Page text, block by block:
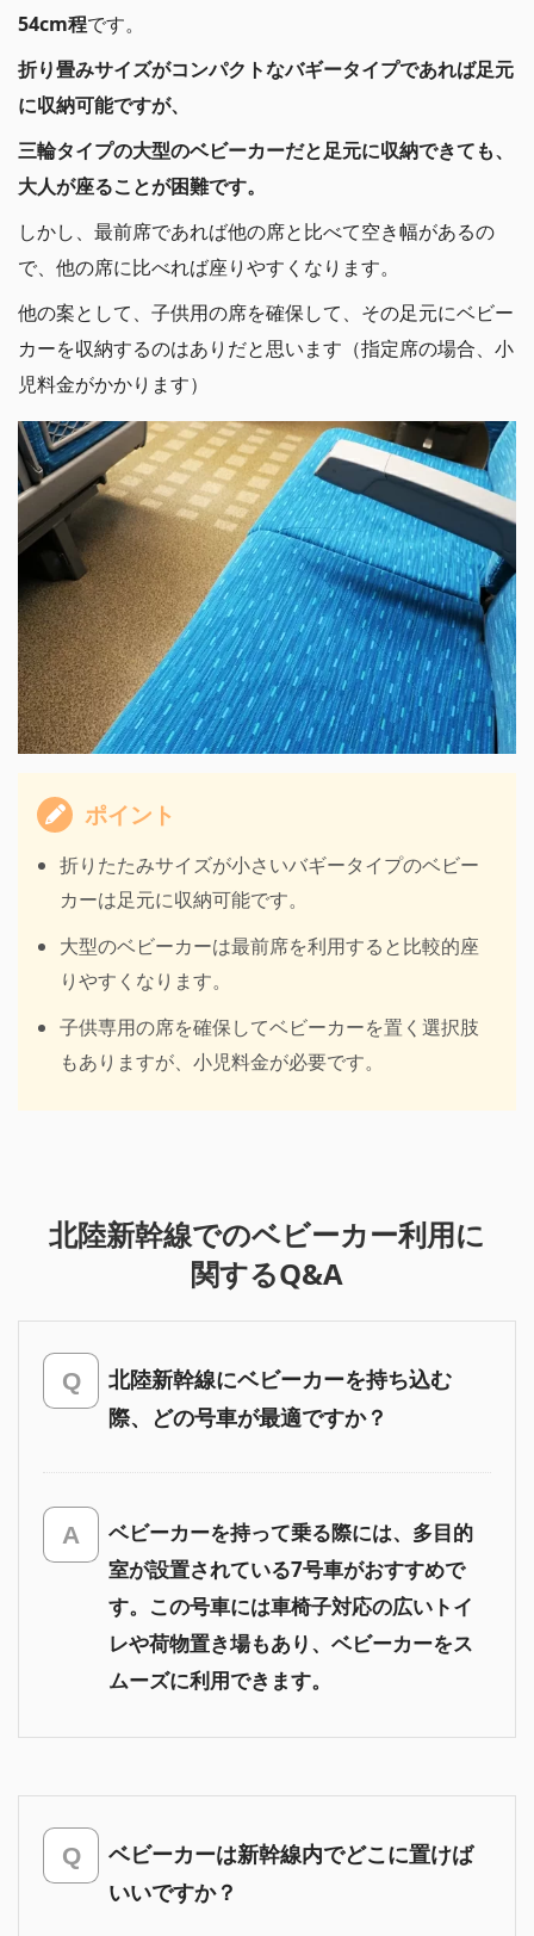
54cm程です。
折り畳みサイズがコンパクトなバギータイプであれば足元
に収納可能ですが、
三輪タイプの大型のベビーカーだと足元に収納できても、
大人が座ることが困難です。
しかし、最前席であれば他の席と比べて空き幅があるの
で、他の席に比べれば座りやすくなります。
他の案として、子供用の席を確保して、その足元にベビー
カーを収納するのはありだと思います（指定席の場合、小
児料金がかかります）
ポイント
折りたたみサイズが小さいバギータイプのベビー
カーは足元に収納可能です。
大型のベビーカーは最前席を利用すると比較的座
りやすくなります。
子供専用の席を確保してベビーカーを置く選択肢
もありますが、小児料金が必要です。
北陸新幹線でのベビーカー利用に
関するQ&A
北陸新幹線にベビーカーを持ち込む
際、どの号車が最適ですか？
ベビーカーを持って乗る際には、多目的
室が設置されている7号車がおすすめで
す。この号車には車椅子対応の広いトイ
レや荷物置き場もあり、ベビーカーをス
ムーズに利用できます。
ベビーカーは新幹線内でどこに置けば
いいですか？